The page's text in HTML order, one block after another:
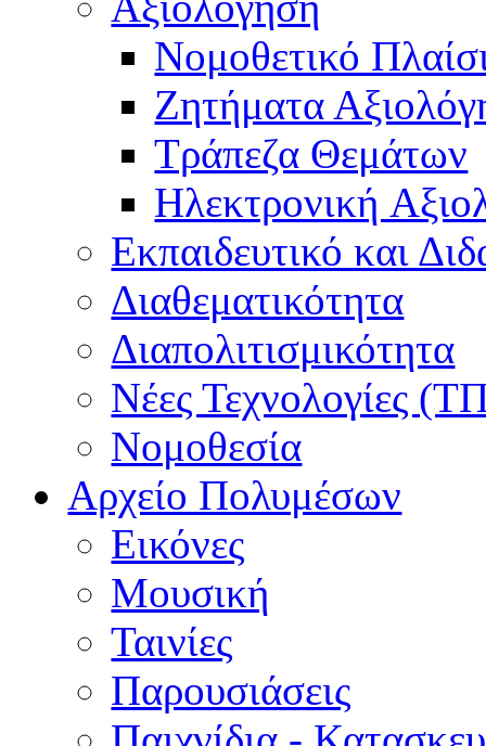
Νομοθετικό
Ζητήματα
Τράπεζα Θεμάτων
Hλεκτρονική
Εκπαιδευτικό και
Διαθεματικότητα
Διαπολιτισμικότητα
Νέες Τεχνολογίες
Νομοθεσία
Αρχείο Πολυμέσων
Εικόνες
Μουσική
Ταινίες
Παρουσιάσεις